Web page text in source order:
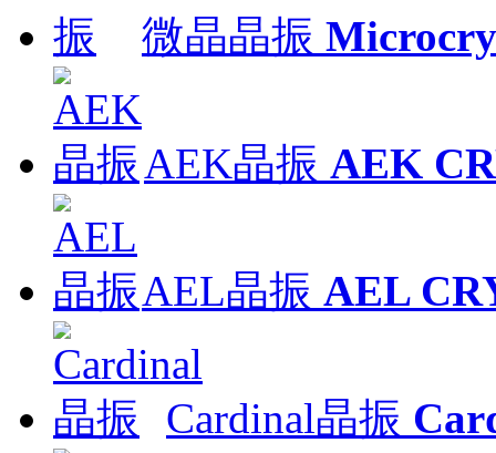
微晶晶振
AEK晶振 AEK
AEL晶振 AEL
Cardinal晶振